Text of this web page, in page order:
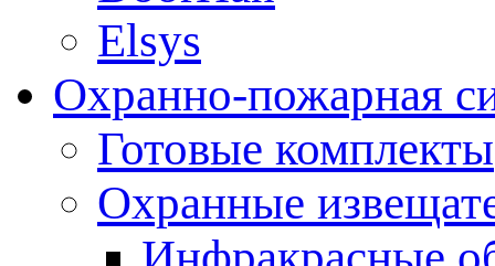
Elsys
Охранно-пожарная
Готовые комплекты
Охранные